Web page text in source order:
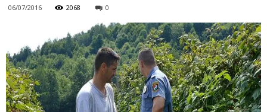
06/07/2016 2068 0